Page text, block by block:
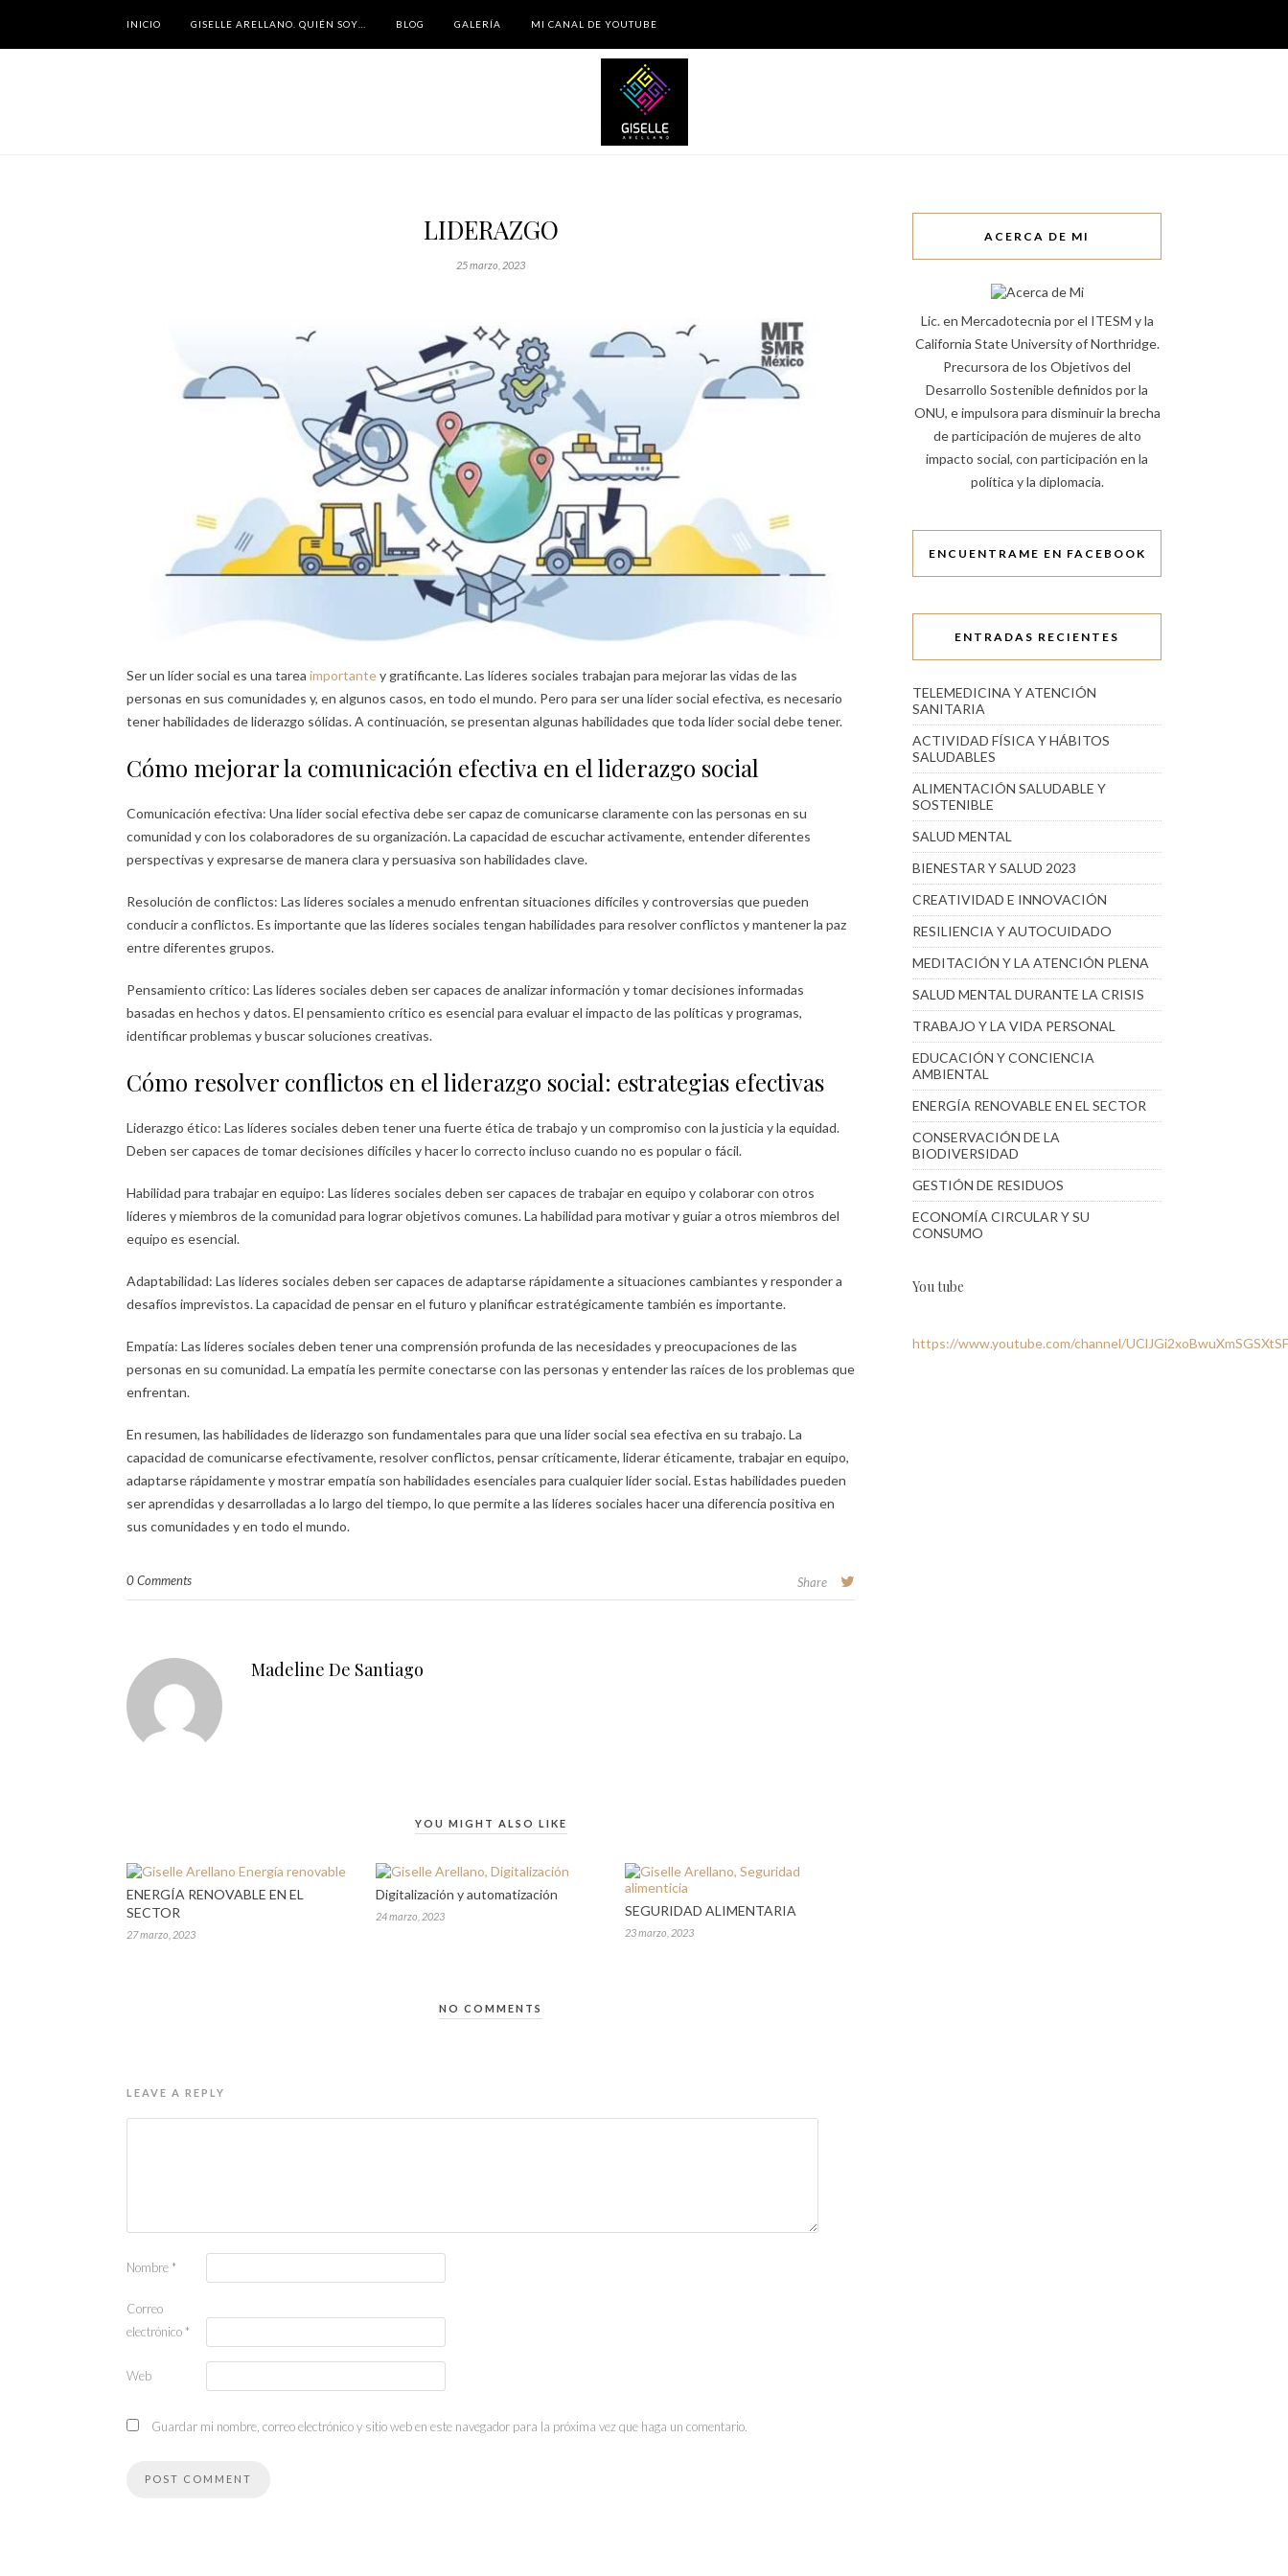
INICIO GISELLE ARELLANO. QUIÉN SOY… BLOG GALERÍA MI CANAL DE YOUTUBE
LIDERAZGO
25 marzo, 2023
Ser un líder social es una tarea importantey gratificante. Las líderes sociales trabajan para mejorar las vidas de las
personas en sus comunidades y, en algunos casos, en todo el mundo. Pero para ser una líder social efectiva, es necesario
tener habilidades de liderazgo sólidas. A continuación, se presentan algunas habilidades que toda líder social debe tener.
Cómo mejorar la comunicación efectiva en el liderazgo social
Comunicación efectiva: Una líder social efectiva debe ser capaz de comunicarse claramente con las personas en su
comunidad y con los colaboradores de su organización. La capacidad de escuchar activamente, entender diferentes
perspectivas y expresarse de manera clara y persuasiva son habilidades clave.
Resolución de conflictos: Las líderes sociales a menudo enfrentan situaciones difíciles y controversias que pueden
conducir a conflictos. Es importante que las líderes sociales tengan habilidades para resolver conflictos y mantener la paz
entre diferentes grupos.
Pensamiento crítico: Las líderes sociales deben ser capaces de analizar información y tomar decisiones informadas
basadas en hechos y datos. El pensamiento crítico es esencial para evaluar el impacto de las políticas y programas,
identificar problemas y buscar soluciones creativas.
Cómo resolver conflictos en el liderazgo social: estrategias efectivas
Liderazgo ético: Las líderes sociales deben tener una fuerte ética de trabajo y un compromiso con la justicia y la equidad.
Deben ser capaces de tomar decisiones difíciles y hacer lo correcto incluso cuando no es popular o fácil.
Habilidad para trabajar en equipo: Las líderes sociales deben ser capaces de trabajar en equipo y colaborar con otros
líderes y miembros de la comunidad para lograr objetivos comunes. La habilidad para motivar y guiar a otros miembros del
equipo es esencial.
Adaptabilidad: Las líderes sociales deben ser capaces de adaptarse rápidamente a situaciones cambiantes y responder a
desafíos imprevistos. La capacidad de pensar en el futuro y planificar estratégicamente también es importante.
Empatía: Las líderes sociales deben tener una comprensión profunda de las necesidades y preocupaciones de las
personas en su comunidad. La empatía les permite conectarse con las personas y entender las raíces de los problemas que
enfrentan.
En resumen, las habilidades de liderazgo son fundamentales para que una líder social sea efectiva en su trabajo. La
capacidad de comunicarse efectivamente, resolver conflictos, pensar críticamente, liderar éticamente, trabajar en equipo,
adaptarse rápidamente y mostrar empatía son habilidades esenciales para cualquier líder social. Estas habilidades pueden
ser aprendidas y desarrolladas a lo largo del tiempo, lo que permite a las líderes sociales hacer una diferencia positiva en
sus comunidades y en todo el mundo.
0 Comments Share
Madeline De Santiago
YOU MIGHT ALSO LIKE
ENERGÍA RENOVABLE EN EL
SECTOR
27 marzo, 2023
Digitalización y automatización
24 marzo, 2023 SEGURIDAD ALIMENTARIA
23 marzo, 2023
NO COMMENTS
LEAVE A REPLY
Nombre *
Correo
electrónico *
Web
Guardar mi nombre, correo electrónico y sitio web en este navegador para la próxima vez que haga un comentario.
ACERCA DE MI
Lic. en Mercadotecnia por el ITESM y la
California State University of Northridge.
Precursora de los Objetivos del
Desarrollo Sostenible definidos por la
ONU, e impulsora para disminuir la brecha
de participación de mujeres de alto
impacto social, con participación en la
política y la diplomacia.
ENCUENTRAME EN FACEBOOK
ENTRADAS RECIENTES
TELEMEDICINA Y ATENCIÓN
SANITARIA
ACTIVIDAD FÍSICA Y HÁBITOS
SALUDABLES
ALIMENTACIÓN SALUDABLE Y
SOSTENIBLE
SALUD MENTAL
BIENESTAR Y SALUD 2023
CREATIVIDAD E INNOVACIÓN
RESILIENCIA Y AUTOCUIDADO
MEDITACIÓN Y LA ATENCIÓN PLENA
SALUD MENTAL DURANTE LA CRISIS
TRABAJO Y LA VIDA PERSONAL
EDUCACIÓN Y CONCIENCIA
AMBIENTAL
ENERGÍA RENOVABLE EN EL SECTOR
CONSERVACIÓN DE LA
BIODIVERSIDAD
GESTIÓN DE RESIDUOS
ECONOMÍA CIRCULAR Y SU
CONSUMO
You tube
https://www.youtube.com/channel/